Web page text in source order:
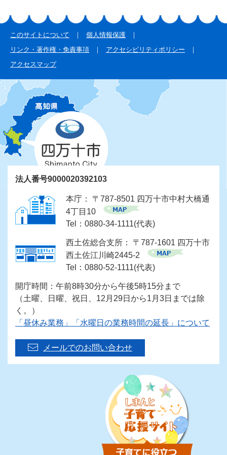
このサイトについて
個人情報保護
リンク・著作権・免責事項
アクセシビリティポリシー
アクセスマップ
法人番号9000020392103
本庁： 〒787-8501 四万十市中村大橋通
4丁目10
Tel：0880-34-1111(代表)
西土佐総合支所： 〒787-1601 四万十市
西土佐江川崎2445-2
Tel：0880-52-1111(代表)
開庁時間：午前8時30分から午後5時15分まで
（土曜、日曜、祝日、12月29日から1月3日までは除
く。）
「昼休み業務」「水曜日の業務時間の延長」について
メールでのお問い合わせ